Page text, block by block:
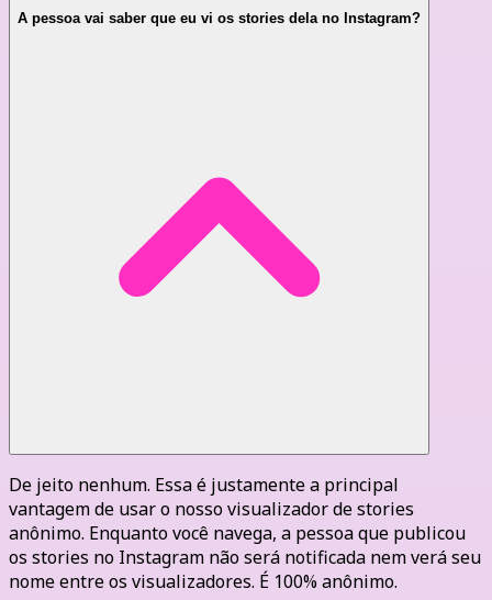
A pessoa vai saber que eu vi os stories dela no Instagram?
De jeito nenhum. Essa é justamente a principal
vantagem de usar o nosso visualizador de stories
anônimo. Enquanto você navega, a pessoa que publicou
os stories no Instagram não será notificada nem verá seu
nome entre os visualizadores. É 100% anônimo.